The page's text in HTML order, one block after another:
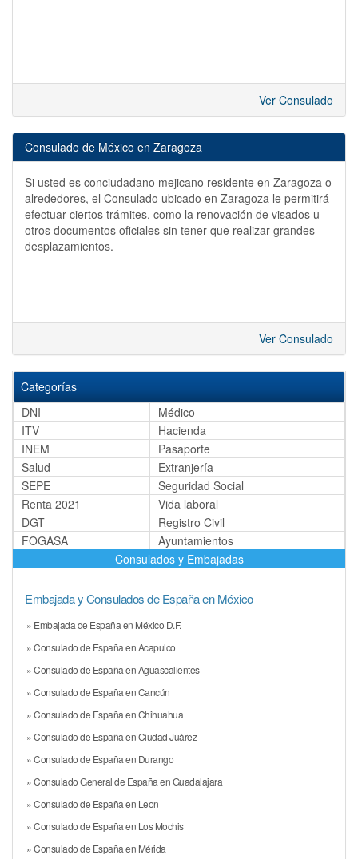
Ver Consulado
Consulado de México en Zaragoza
Si usted es conciudadano mejicano residente en Zaragoza o
alrededores, el Consulado ubicado en Zaragoza le permitirá
efectuar ciertos trámites, como la renovación de visados u
otros documentos oficiales sin tener que realizar grandes
desplazamientos.
Ver Consulado
Categorías
DNI
Médico
ITV
Hacienda
INEM
Pasaporte
Salud
Extranjería
SEPE
Seguridad Social
Renta 2021
Vida laboral
DGT
Registro Civil
FOGASA
Ayuntamientos
Consulados y Embajadas
Embajada y Consulados de España en México
» Embajada de España en México D.F.
» Consulado de España en Acapulco
» Consulado de España en Aguascalientes
» Consulado de España en Cancún
» Consulado de España en Chihuahua
» Consulado de España en Ciudad Juárez
» Consulado de España en Durango
» Consulado General de España en Guadalajara
» Consulado de España en Leon
» Consulado de España en Los Mochis
» Consulado de España en Mérida